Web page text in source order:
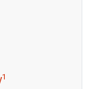
1